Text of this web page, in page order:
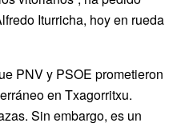
Iturricha, hoy en rueda
PNV y PSOE prometieron
en Txagorritxu.
Sin embargo, es un